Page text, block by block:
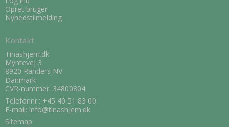
Opret bruger
Nyhedstilmelding
Kontakt
Tinashjem.dk
Myntevej 3
8920 Randers NV
Danmark
CVR-nummer: 34800804
Telefonnr.: +45 40 51 83 00
E-mail: info@tinashjem.dk
Sitemap